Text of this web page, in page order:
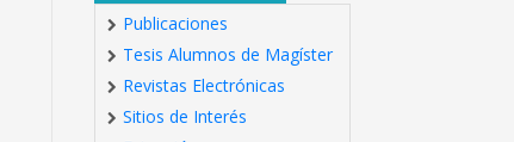
Publicaciones
Tesis Alumnos de Magíster
Revistas Electrónicas
Sitios de Interés